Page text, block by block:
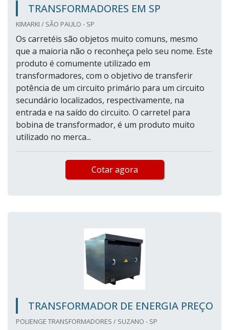
TRANSFORMADORES EM SP
KIMARKI / SÃO PAULO - SP
Os carretéis são objetos muito comuns, mesmo
que a maioria não o reconheça pelo seu nome. Este
produto é comumente utilizado em
transformadores, com o objetivo de transferir
potência de um circuito primário para um circuito
secundário localizados, respectivamente, na
entrada e na saído do circuito. O carretel para
bobina de transformador, é um produto muito
utilizado no merca...
Cotar agora
TRANSFORMADOR DE ENERGIA PREÇO
POLIENGE TRANSFORMADORES / SUZANO - SP